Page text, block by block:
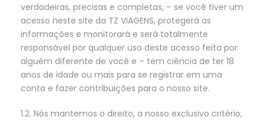
verdadeiras, precisas e completas, – se você tiver um
acesso neste site da TZ VIAGENS, protegerá as
informações e monitorará e será totalmente
responsável por qualquer uso deste acesso feita por
alguém diferente de você e – tem ciência de ter 18
anos de idade ou mais para se registrar em uma
conta e fazer contribuições para o nosso site.
1.2. Nós mantemos o direito, a nosso exclusivo critério,